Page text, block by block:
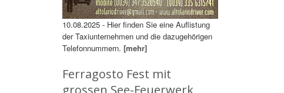
10.08.2025 - Hier finden Sie eine Auflistung
der Taxiunternehmen und die dazugehörigen
Telefonnummern. [mehr]
Ferragosto Fest mit
grossen See-Feuerwerk